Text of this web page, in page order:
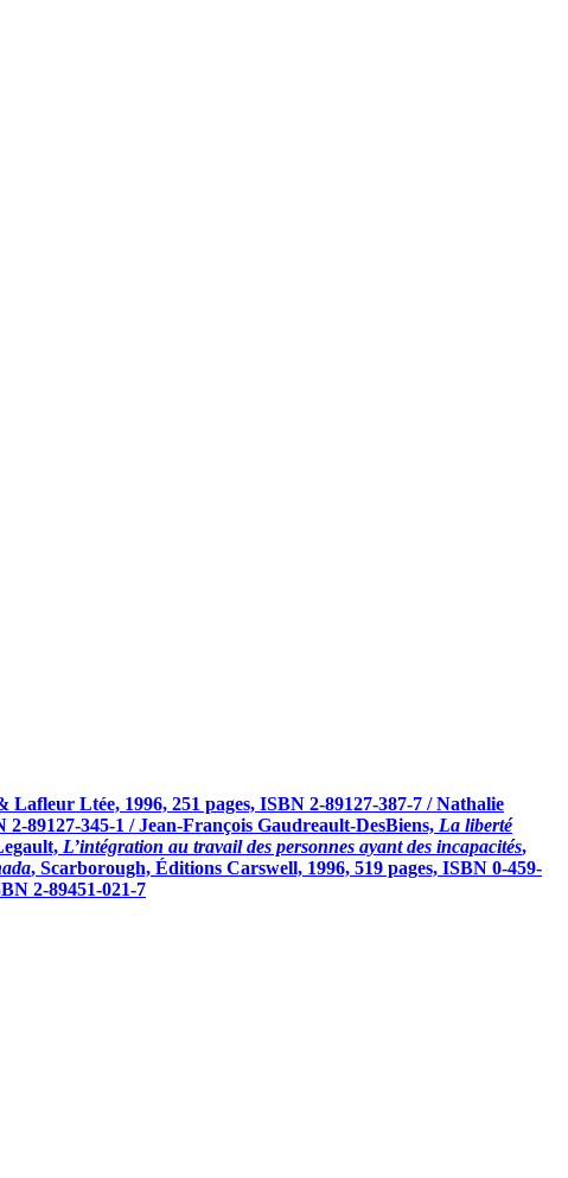
Ltée, 1996, 251 pages, ISBN 2-89127-387-7 / Nathalie
89127-345-1 / Jean-François Gaudreault-DesBiens, La liberté
L’intégration au travail des personnes ayant des incapacités,
, Scarborough, Éditions Carswell, 1996, 519 pages, ISBN 0-459-
2-89451-021-7